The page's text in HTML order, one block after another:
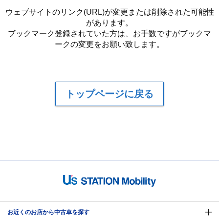
ウェブサイトのリンク(URL)が変更または削除された可能性
があります。
ブックマーク登録されていた方は、お手数ですがブックマ
ークの変更をお願い致します。
トップページに戻る
お近くのお店から中古車を探す